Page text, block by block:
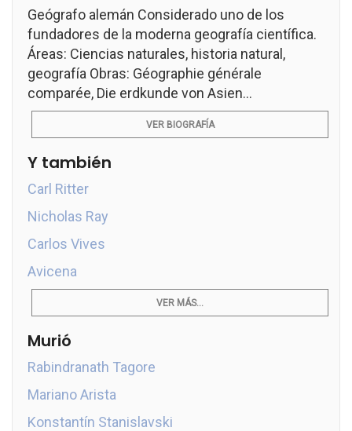
Geógrafo alemán Considerado uno de los
fundadores de la moderna geografía científica.
Áreas: Ciencias naturales, historia natural,
geografía Obras: Géographie générale
comparée, Die erdkunde von Asien...
VER BIOGRAFÍA
Y también
Carl Ritter
Nicholas Ray
Carlos Vives
Avicena
VER MÁS...
Murió
Rabindranath Tagore
Mariano Arista
Konstantín Stanislavski